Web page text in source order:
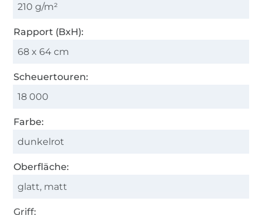
210 g/m²
Rapport (BxH):
68 x 64 cm
Scheuertouren:
18 000
Farbe:
dunkelrot
Oberfläche:
glatt, matt
Griff: